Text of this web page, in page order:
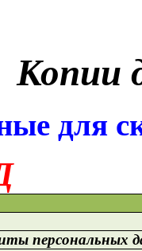
Копии
для
персональных